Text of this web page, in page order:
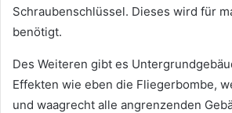
Schraubenschlüssel. Dieses wird für
benötigt.
Des Weiteren gibt es
Effekten wie eben die Fliegerbombe,
und waagrecht alle angrenzenden